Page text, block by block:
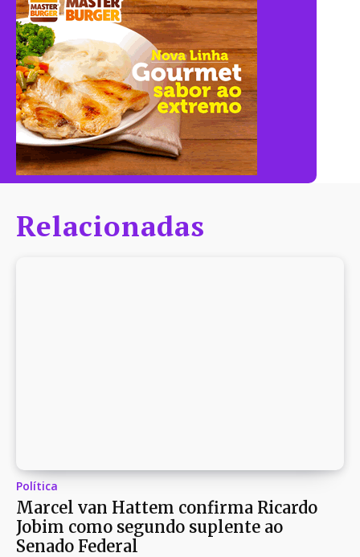
Relacionadas
Política
Marcel van Hattem confirma Ricardo
Jobim como segundo suplente ao
Senado Federal